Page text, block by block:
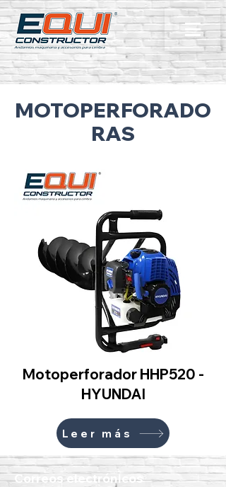
MOTOPERFORADO
RAS
Motoperforador HHP520 -
HYUNDAI
Leer más
Correos electrónicos